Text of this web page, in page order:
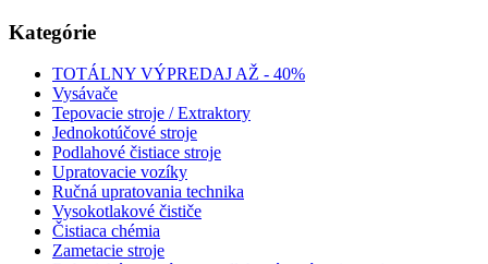
Kategórie
TOTÁLNY VÝPREDAJ AŽ - 40%
Vysávače
Tepovacie stroje / Extraktory
Jednokotúčové stroje
Podlahové čistiace stroje
Upratovacie vozíky
Ručná upratovania technika
Vysokotlakové čističe
Čistiaca chémia
Zametacie stroje